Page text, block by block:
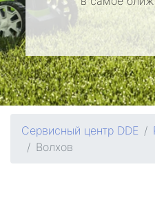
Сервисный центр DDE
Волхов